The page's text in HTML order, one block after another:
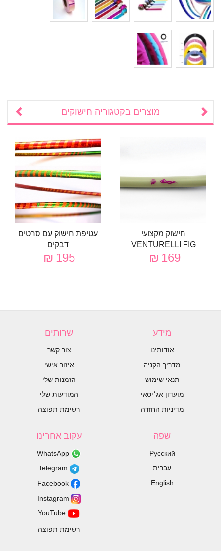
מוצרים בקטגוריה חישוקים
חישוק מקצועי
VENTURELLI FIG
169 ₪
עטיפת חישוק עם סרטים
דבקים
195 ₪
מידע
אודותינו
מדריך הקניה
תנאי שימוש
מועדון אג׳יסאי
מדיניות החזרה
שרותים
צור קשר
איזור אישי
הזמנות שלי
המודעות שלי
רשימת תפוצה
שפה
Русский
עברית
English
עקוב אחרינו
רשימת תפוצה